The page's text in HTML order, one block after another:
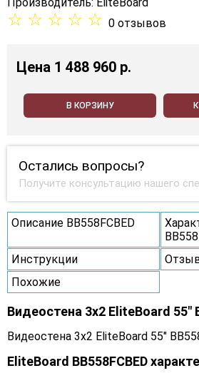
Производитель: EliteBoard
☆ ☆ ☆ ☆ ☆ 0 отзывов
Цена 1 488 960 p.
В КОРЗИНУ
Остались вопросы?
Получите консультацию нашего
Описание BB558FCBED
Инструкции
Похожие
Видеостена 3x2 EliteBoard 55"
Видеостена 3x2 EliteBoard 55"
EliteBoard BB558FCBED